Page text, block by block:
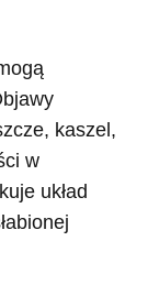
kaszel,
w
układ